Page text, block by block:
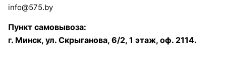
info@575.by
Пункт самовывоза:
г. Минск, ул. Скрыганова, 6/2, 1 этаж, оф. 2114.